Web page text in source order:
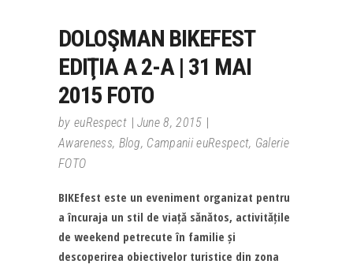
DOLOŞMAN BIKEFEST
EDIŢIA A 2-A | 31 MAI
2015 FOTO
by euRespect
June 8, 2015
Awareness, Blog, Campanii euRespect, Galerie
FOTO
BIKEfest este un eveniment organizat pentru
a încuraja un stil de viață sănătos, activitățile
de weekend petrecute în familie și
descoperirea obiectivelor turistice din zona